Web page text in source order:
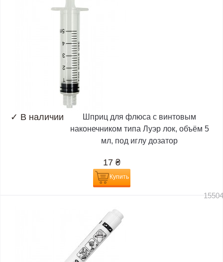
✓ В наличии
Шприц для флюса с винтовым
наконечником типа Луэр лок, объём 5
мл, под иглу дозатор
17 ₴
Купить